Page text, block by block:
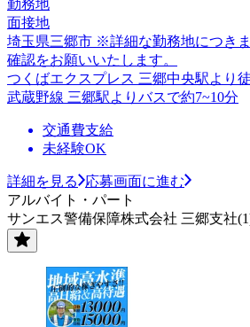
勤務地
面接地
埼玉県三郷市 ※詳細な勤務地につき
確認をお願いいたします。
つくばエクスプレス 三郷中央駅より
武蔵野線 三郷駅よりバスで約7~10分
交通費支給
未経験OK
詳細を見る
応募画面に進む
アルバイト・パート
サンエス警備保障株式会社 三郷支社